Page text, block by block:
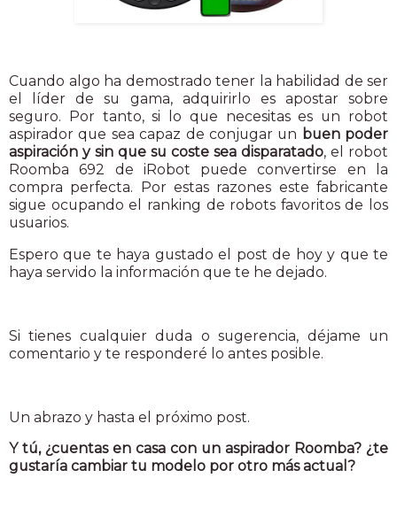
Cuando algo ha demostrado tener la habilidad de ser
el líder de su gama, adquirirlo es apostar sobre
seguro. Por tanto, si lo que necesitas es un robot
aspirador que sea capaz de conjugar un buen poder
aspiración y sin que su coste sea disparatado, el robot
Roomba 692 de iRobot puede convertirse en la
compra perfecta. Por estas razones este fabricante
sigue ocupando el ranking de robots favoritos de los
usuarios.
Espero que te haya gustado el post de hoy y que te
haya servido la información que te he dejado.
Si tienes cualquier duda o sugerencia, déjame un
comentario y te responderé lo antes posible.
Un abrazo y hasta el próximo post.
Y tú, ¿cuentas en casa con un aspirador Roomba? ¿te
gustaría cambiar tu modelo por otro más actual?